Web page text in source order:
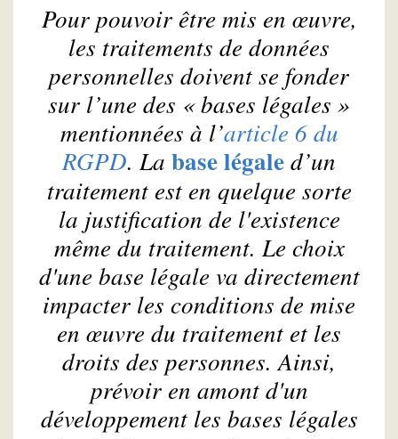
Pour pouvoir être mis en œuvre,
les traitements de données
personnelles doivent se fonder
sur l’une des « bases légales »
mentionnées à l’article 6 du
RGPD. La base légaled’un
traitement est en quelque sorte
la justification de l'existence
même du traitement. Le choix
d'une base légale va directement
impacter les conditions de mise
en œuvre du traitement et les
droits des personnes. Ainsi,
prévoir en amont d'un
développement les bases légales